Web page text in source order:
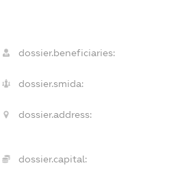
dossier.beneficiaries:
dossier.smida:
dossier.address:
dossier.capital: